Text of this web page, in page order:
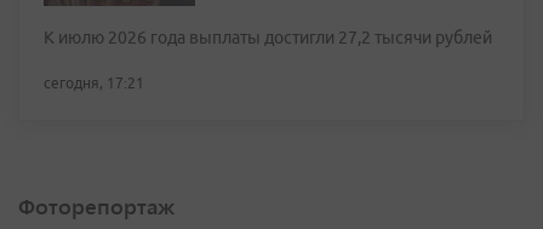
К июлю 2026 года выплаты достигли 27,2 тысячи рублей
сегодня, 17:21
Фоторепортаж